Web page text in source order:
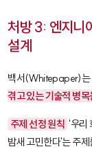
처방 3: 엔지니
설계
백서(Whitepaper)는
겪고 있는 기술적 병
주제 선정 원칙 '우리
밤새 고민한다'는 주제